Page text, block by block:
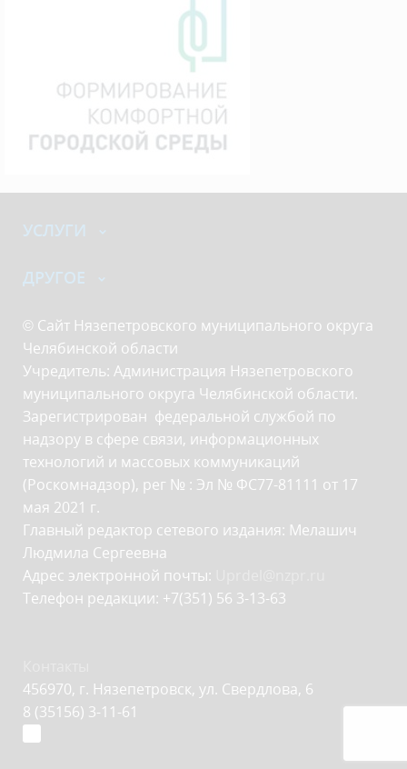
УСЛУГИ
ДРУГОЕ
© Сайт Нязепетровского муниципального округа
Челябинской области
Учредитель: Администрация Нязепетровского
муниципального округа Челябинской области.
Зарегистрирован федеральной службой по
надзору в сфере связи, информационных
технологий и массовых коммуникаций
(Роскомнадзор), рег № : Эл № ФС77-81111 от 17
мая 2021 г.
Главный редактор сетевого издания: Мелашич
Людмила Сергеевна
Адрес электронной почты:
Телефон редакции: +7(351) 56 3-13-63
456970, г. Нязепетровск, ул. Свердлова, 6
8 (35156) 3-11-61